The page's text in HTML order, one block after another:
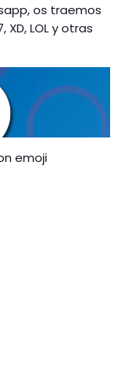
os traemos
LOL y otras
emoji